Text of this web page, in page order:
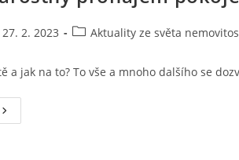
27. 2. 2023
RubrikyAktuality ze světa
a jak na to? To vše a mnoho dalšího se
Jak